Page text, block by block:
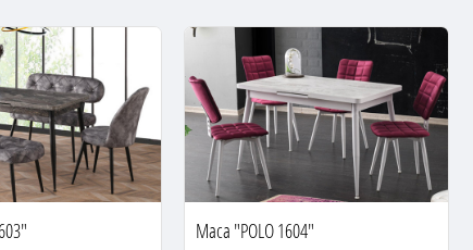
Маса "POLO 1604"